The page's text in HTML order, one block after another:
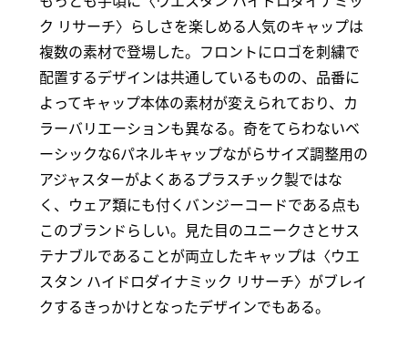
ク リサーチ〉らしさを楽しめる人気のキャップは
複数の素材で登場した。フロントにロゴを刺繍で
配置するデザインは共通しているものの、品番に
よってキャップ本体の素材が変えられており、カ
ラーバリエーションも異なる。奇をてらわないベ
ーシックな6パネルキャップながらサイズ調整用の
アジャスターがよくあるプラスチック製ではな
く、ウェア類にも付くバンジーコードである点も
このブランドらしい。見た目のユニークさとサス
テナブルであることが両立したキャップは〈ウエ
スタン ハイドロダイナミック リサーチ〉がブレイ
クするきっかけとなったデザインでもある。